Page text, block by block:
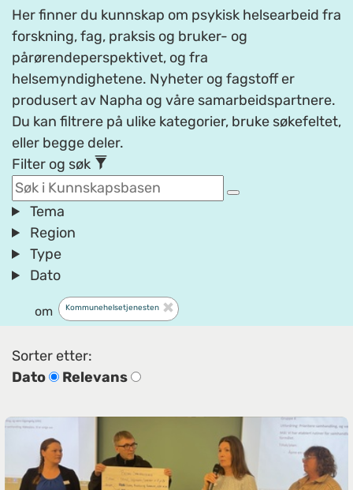
Her finner du kunnskap om psykisk helsearbeid fra
forskning, fag, praksis og bruker- og
pårørendeperspektivet, og fra
helsemyndighetene. Nyheter og fagstoff er
produsert av Napha og våre samarbeidspartnere.
Du kan filtrere på ulike kategorier, bruke søkefeltet,
eller begge deler.
Filter og søk
Tema
Region
Type
Dato
om Kommunehelsetjenesten
Sorter etter:
Dato
Relevans